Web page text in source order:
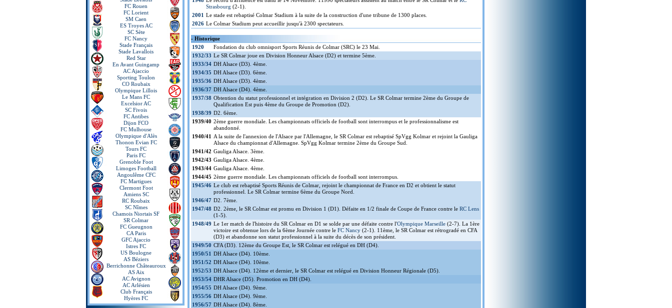
FC Rouen
FC Lorient
SM Caen
ES Troyes AC
SC Sète
FC Nancy
Stade Français
Stade Lavallois
Red Star
En Avant Guingamp
AC Ajaccio
Sporting Toulon
CO Roubaix
Olympique Lillois
Le Mans FC
Excelsior AC
SC Fivois
FC Antibes
Dijon FCO
FC Mulhouse
Olympique d'Alès
Thonon Evian FC
Tours FC
Paris FC
Grenoble Foot
Limoges Football
Angoulême CFC
FC Martigues
Clermont Foot
Amiens SC
RC Roubaix
SC Nîmes
Chamois Niortais SF
SR Colmar
FC Gueugnon
CA Paris
GFC Ajaccio
Istres FC
US Boulogne
AS Béziers
Berrichonne Châteauroux
AS Aix
AC Avignon
AC Arlésien
Club Français
Hyères FC
Strasbourg (2-1).
2001 Le stade est rebaptisé Colmar Stadium à la suite de la construction d'une tribune de 1300 places.
2026 Le Colmar Stadium peut accueillir jusqu'à 2300 spectateurs.
- Historique
1920
Fondation du club omnisport Sports Réunis de Colmar (SRC) le 23 Mai.
1932/33 Le SR Colmar joue en Division Honneur Alsace (D2) et termine 5ème.
1933/34 DH Alsace (D3). 4ème.
1934/35 DH Alsace (D3). 6ème.
1935/36 DH Alsace (D3). 4ème.
1936/37 DH Alsace (D4). 4ème.
1937/38 Obtention du statut professionnel et intégration en Division 2 (D2). Le SR Colmar termine 2ème du Groupe de
Qualification Est puis 4ème du Groupe de Promotion (D2).
1938/39 D2. 6ème.
1939/40 2ème guerre mondiale. Les championnats officiels de football sont interrompus et le professionnalisme est
abandonné.
1940/41 A la suite de l'annexion de l'Alsace par l'Allemagne, le SR Colmar est rebaptisé SpVgg Kolmar et rejoint la Gauliga
Alsace du championnat d'Allemagne. SpVgg Kolmar termine 2ème du Groupe Sud.
1941/42 Gauliga Alsace. 3ème.
1942/43 Gauliga Alsace. 4ème.
1943/44 Gauliga Alsace. 4ème.
1944/45 2ème guerre mondiale. Les championnats officiels de football sont interrompus.
1945/46 Le club est rebaptisé Sports Réunis de Colmar, rejoint le championnat de France en D2 et obtient le statut
professionnel. Le SR Colmar termine 6ème du Groupe Nord.
1946/47 D2. 7ème.
1947/48 D2. 2ème, le SR Colmar est promu en Division 1 (D1). Défaite en 1/2 finale de Coupe de France contre le RC Lens
(1-5).
1948/49 Le 1er match de l'histoire du SR Colmar en D1 se solde par une défaite contre l'Olympique Marseille (2-7). La 1ère
victoire est obtenue lors de la 6ème Journée contre le FC Nancy (2-1). 11ème, le SR Colmar est rétrogradé en CFA
(D3) et abandonne son statut professionnel à la suite du décès de son président.
1949/50 CFA (D3). 12ème du Groupe Est, le SR Colmar est relégué en DH (D4).
1950/51 DH Alsace (D4). 10ème.
1951/52 DH Alsace (D4). 10ème.
1952/53 DH Alsace (D4). 12ème et dernier, le SR Colmar est relégué en Division Honneur Régionale (D5).
1953/54 DHR Alsace (D5). Promotion en DH (D4).
1954/55 DH Alsace (D4). 9ème.
1955/56 DH Alsace (D4). 9ème.
1956/57 DH Alsace (D4). 8ème.